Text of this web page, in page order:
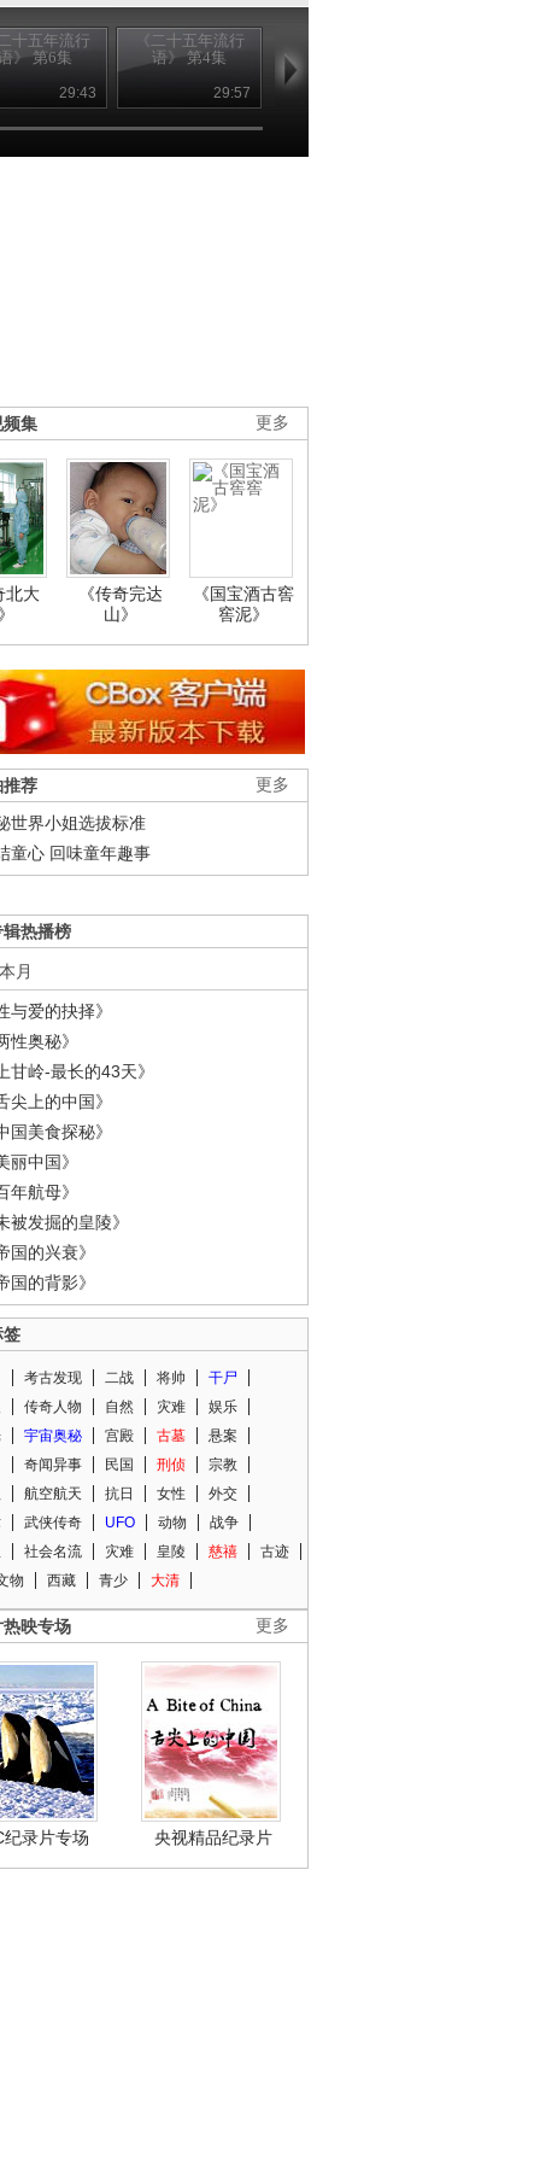
十五年流行
》 第6集
29:43
《二十五年流行
语》 第4集
29:57
更多
频集
北大
《传奇完达
山》
《国宝酒古窖
窖泥》
更多
推荐
世界小姐选拔标准
童心 回味童年趣事
热播榜
本月
与爱的抉择》
性奥秘》
甘岭-最长的43天》
尖上的中国》
国美食探秘》
丽中国》
年航母》
被发掘的皇陵》
国的兴衰》
国的背影》
签
考古发现 二战 将帅
干尸
传奇人物 自然 灾难
娱乐
宇宙奥秘 宫殿 古墓
悬案
奇闻异事 民国 刑侦
宗教
航空航天 抗日 女性
外交
武侠传奇 UFO 动物
战争
社会名流 灾难 皇陵 慈禧
古迹
物
西藏 青少 大清
更多
映专场
纪录片专场 央视精品纪录片